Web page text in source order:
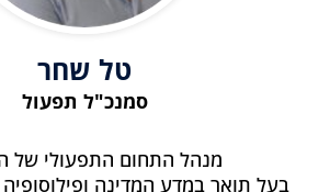
טל שחר
סמנכ"ל תפעול
מנהל התחום התפעולי של
בעל תואר במדע המדינה